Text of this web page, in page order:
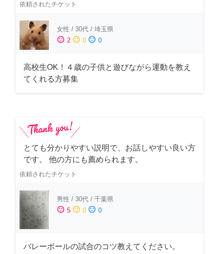
依頼されたチケット
女性 / 30代 / 埼玉県
sentiment_satisfied 2 sentiment_neutral 0 sentiment_dissatisfied 0
高校生OK！４歳の子供と遊びながら運動を教え
てくれる方募集
とても分かりやすい説明で、お話しやすい良い方
です。 他の方にも薦められます。
依頼されたチケット
男性 / 30代 / 千葉県
sentiment_satisfied 5 sentiment_neutral 0 sentiment_dissatisfied 0
バレーボールの試合のコツ教えてください。